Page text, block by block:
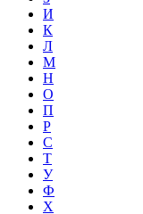
И
К
Л
М
Н
О
П
Р
С
Т
У
Ф
Х